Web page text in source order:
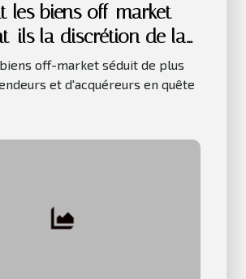
les biens off-market
ils la discrétion de la
off-market séduit de plus
et d'acquéreurs en quête